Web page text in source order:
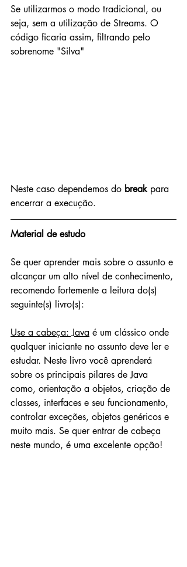
Se utilizarmos o modo tradicional, ou
seja, sem a utilização de Streams. O
código ficaria assim, filtrando pelo
sobrenome "Silva"
Neste caso dependemos do break para
encerrar a execução.
Material de estudo
Se quer aprender mais sobre o assunto e
alcançar um alto nível de conhecimento,
recomendo fortemente a leitura do(s)
seguinte(s) livro(s):
Use a cabeça: Java é um clássico onde
qualquer iniciante no assunto deve ler e
estudar. Neste livro você aprenderá
sobre os principais pilares de Java
como, orientação a objetos, criação de
classes, interfaces e seu funcionamento,
controlar exceções, objetos genéricos e
muito mais. Se quer entrar de cabeça
neste mundo, é uma excelente opção!